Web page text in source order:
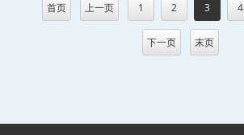
首页 上一页 1 2 3 4
下一页 末页